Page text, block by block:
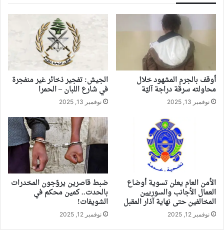
أوقف بالجرم المشهود خلال
محاولته سرقة دراجة آليّة
نوفمبر 13, 2025
الجيش: تفجير ذخائر غير منفجرة
في شارع اللبان – الحمرا
نوفمبر 13, 2025
الأمن العام يعلن تسوية أوضاع
العمال الأجانب والسوريين
المخالفين حتى نهاية آذار المقبل
نوفمبر 12, 2025
ضبط قاصرين يروّجون المخدرات
بالحدت.. كمين محكم في
الشويفات!
نوفمبر 12, 2025